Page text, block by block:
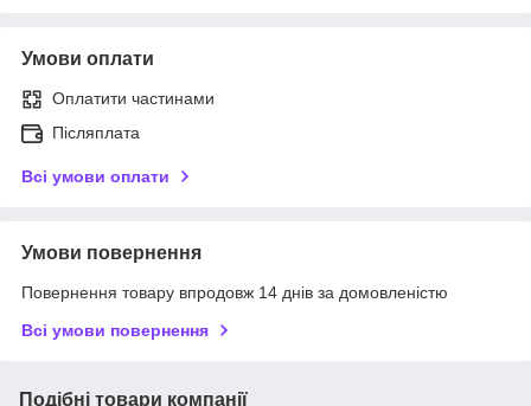
Умови оплати
Оплатити частинами
Післяплата
Всі умови оплати
Умови повернення
Повернення товару впродовж 14 днів за домовленістю
Всі умови повернення
Подібні товари компанії